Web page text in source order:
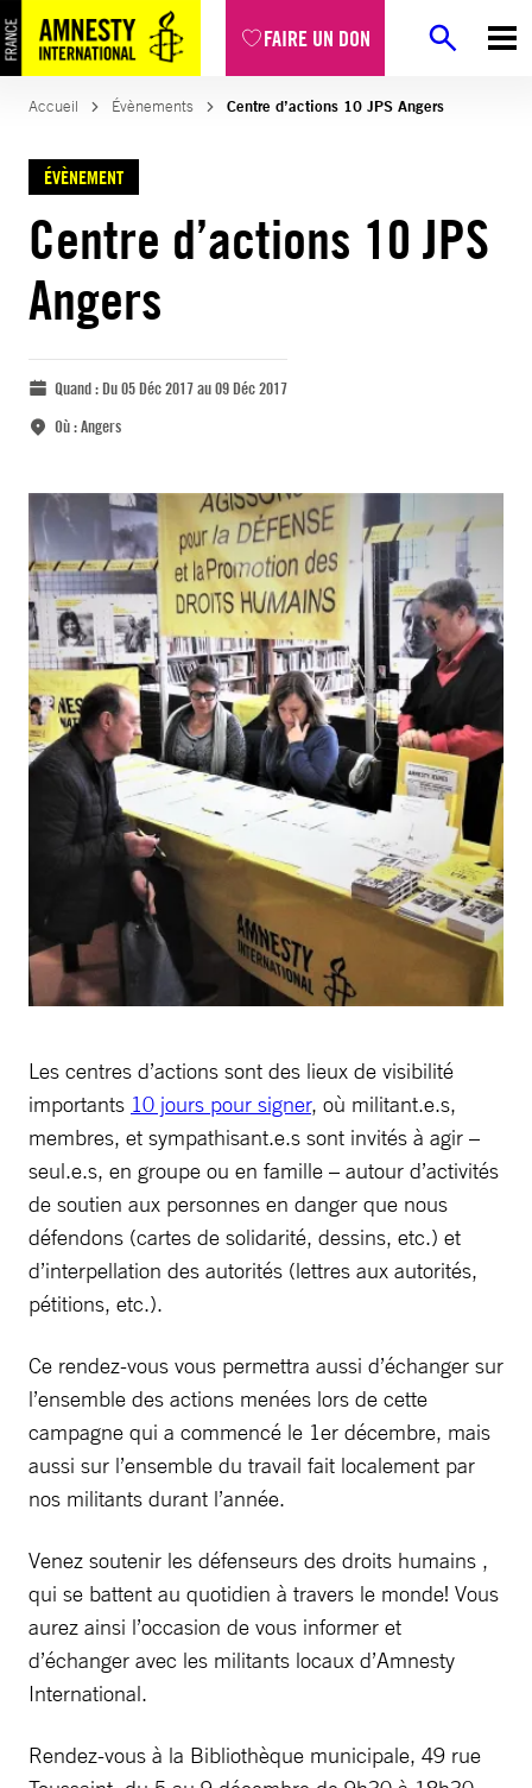
FAIRE UN DON
Accueil Évènements Centre d’actions 10 JPS Angers
ÉVÈNEMENT
Centre d’actions 10 JPS
Angers
Quand :Du 05 Déc 2017 au 09 Déc 2017
Où :Angers
Les centres d’actions sont des lieux de visibilité
importants 10 jours pour signer, où militant.e.s,
membres, et sympathisant.e.s sont invités à agir –
seul.e.s, en groupe ou en famille – autour d’activités
de soutien aux personnes en danger que nous
défendons (cartes de solidarité, dessins, etc.) et
d’interpellation des autorités (lettres aux autorités,
pétitions, etc.).
Ce rendez-vous vous permettra aussi d’échanger sur
l’ensemble des actions menées lors de cette
campagne qui a commencé le 1er décembre, mais
aussi sur l’ensemble du travail fait localement par
nos militants durant l’année.
Venez soutenir les défenseurs des droits humains ,
qui se battent au quotidien à travers le monde! Vous
aurez ainsi l’occasion de vous informer et
d’échanger avec les militants locaux d’Amnesty
International.
Rendez-vous à la Bibliothèque municipale, 49 rue